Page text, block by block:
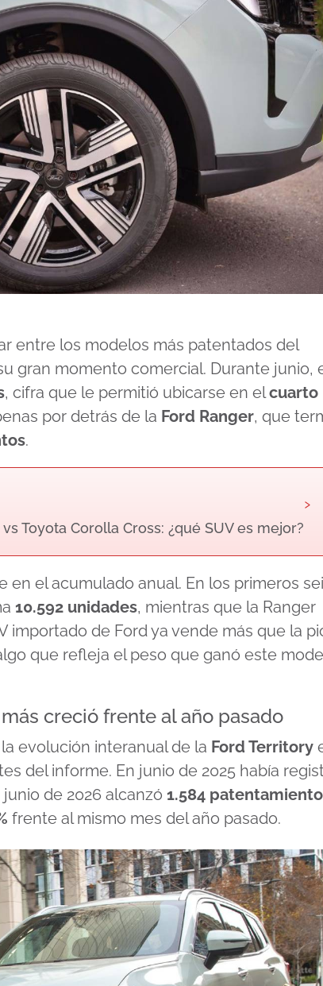
entre los modelos más patentados del
gran momento comercial. Durante junio,
, cifra que le permitió ubicarse en elcuarto
por detrás de la Ford Ranger, que
.
Toyota Corolla Cross: ¿qué SUV es mejor?
›
en el acumulado anual. En los primeros
10.592 unidades, mientras que la Ranger
importado de Ford ya vende más que la
que refleja el peso que ganó este
creció frente al año pasado
evolución interanual de la Ford Territory
del informe. En junio de 2025 había
de 2026 alcanzó 1.584
frente al mismo mes del año pasado.